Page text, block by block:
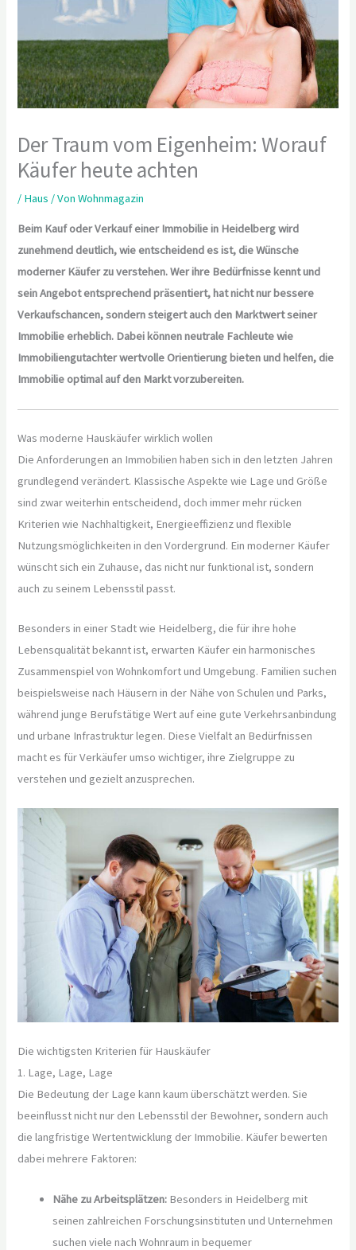
Der Traum vom Eigenheim: Worauf
Käufer heute achten
/ Haus / VonWohnmagazin
Beim Kauf oder Verkauf einer Immobilie in Heidelberg wird
zunehmend deutlich, wie entscheidend es ist, die Wünsche
moderner Käufer zu verstehen. Wer ihre Bedürfnisse kennt und
sein Angebot entsprechend präsentiert, hat nicht nur bessere
Verkaufschancen, sondern steigert auch den Marktwert seiner
Immobilie erheblich. Dabei können neutrale Fachleute wie
Immobiliengutachter wertvolle Orientierung bieten und helfen, die
Immobilie optimal auf den Markt vorzubereiten.
Was moderne Hauskäufer wirklich wollen
Die Anforderungen an Immobilien haben sich in den letzten Jahren
grundlegend verändert. Klassische Aspekte wie Lage und Größe
sind zwar weiterhin entscheidend, doch immer mehr rücken
Kriterien wie Nachhaltigkeit, Energieeffizienz und flexible
Nutzungsmöglichkeiten in den Vordergrund. Ein moderner Käufer
wünscht sich ein Zuhause, das nicht nur funktional ist, sondern
auch zu seinem Lebensstil passt.
Besonders in einer Stadt wie Heidelberg, die für ihre hohe
Lebensqualität bekannt ist, erwarten Käufer ein harmonisches
Zusammenspiel von Wohnkomfort und Umgebung. Familien suchen
beispielsweise nach Häusern in der Nähe von Schulen und Parks,
während junge Berufstätige Wert auf eine gute Verkehrsanbindung
und urbane Infrastruktur legen. Diese Vielfalt an Bedürfnissen
macht es für Verkäufer umso wichtiger, ihre Zielgruppe zu
verstehen und gezielt anzusprechen.
Die wichtigsten Kriterien für Hauskäufer
1. Lage, Lage, Lage
Die Bedeutung der Lage kann kaum überschätzt werden. Sie
beeinflusst nicht nur den Lebensstil der Bewohner, sondern auch
die langfristige Wertentwicklung der Immobilie. Käufer bewerten
dabei mehrere Faktoren:
Nähe zu Arbeitsplätzen: Besonders in Heidelberg mit
seinen zahlreichen Forschungsinstituten und Unternehmen
suchen viele nach Wohnraum in bequemer